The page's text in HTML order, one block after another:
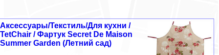
Аксессуары/Текстиль/Для кухни /
TetChair / Фартук Secret De Maison
Summer Garden (Летний сад)